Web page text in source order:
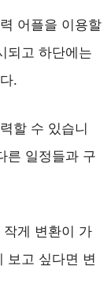
어플을 이용할
되고 하단에는
.
할 수 있습니
른 일정들과 구
게 변환이 가
보고 싶다면 변